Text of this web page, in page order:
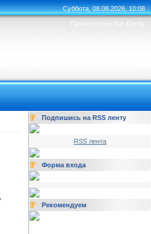
Суббота, 08.08.2026, 10:08
Приветствую Вас Гость
Подпишись на RSS ленту
RSS лента
Форма входа
Рекомендуем